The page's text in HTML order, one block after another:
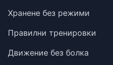
Хранене без режими
Правилни тренировки
Движение без болка